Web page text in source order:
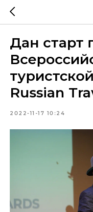
Дан старт
Russian
2022-11-17 10:24